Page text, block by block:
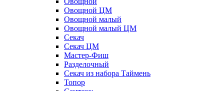
Овощной ЦМ
Овощной малый
Овощной малый ЦМ
Секач
Секач ЦМ
Мастер-Фиш
Разделочный
Секач из набора Таймень
Топор